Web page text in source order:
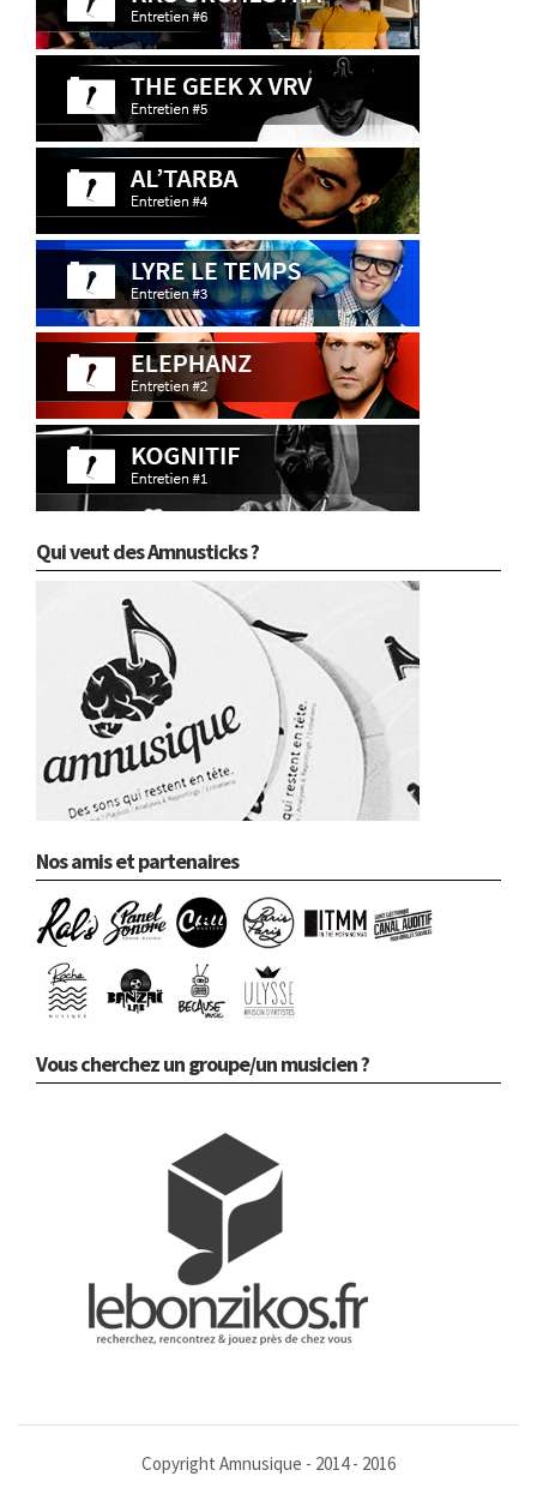
Qui veut des Amnusticks ?
Nos amis et partenaires
Vous cherchez un groupe/un musicien ?
Copyright Amnusique - 2014 - 2016